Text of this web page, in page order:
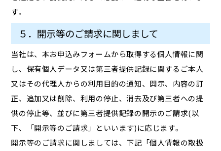
す。
５．開示等のご請求に関しまして
当社は、本お申込みフォームから取得する個人情報に関
し、保有個人データ又は第三者提供記録に関するご本人
又はその代理人からの利用目的の通知、開示、内容の訂
正、追加又は削除、利用の停止、消去及び第三者への提
供の停止等、並びに第三者提供記録の開示のご請求(以
下、「開示等のご請求」といいます)に応じます。
開示等のご請求に関しましては、下記「個人情報の取扱